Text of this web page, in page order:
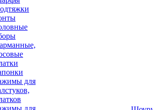
для
для